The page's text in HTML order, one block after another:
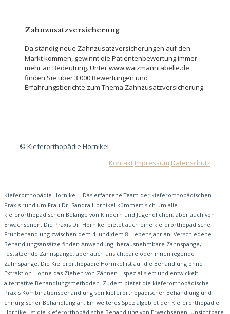
Zahnzusatzversicherung
Da ständig neue Zahnzusatzversicherungen auf den
Markt kommen, gewinnt die Patientenbewertung immer
mehr an Bedeutung. Unter www.waizmanntabelle.de
finden Sie über 3.000 Bewertungen und
Erfahrungsberichte zum Thema Zahnzusatzversicherung.
© Kieferorthopädie Hornikel
Kontakt Impressum Datenschutz
Kieferorthopädie Hornikel – Das erfahrene Team der kieferorthopädischen
Praxis rund um Frau Dr. Sandra Hornikel kümmert sich um alle
kieferorthopädischen Belange von Kindern und Jugendlichen, aber auch von
Erwachsenen. Die Praxis Dr. Hornikel bietet auch eine kieferorthopädische
Frühbehandlung zwischen dem 4. und dem 8. Lebensjahr an. Verschiedene
Behandlungsansätze finden Anwendung: herausnehmbare Zahnspange,
festsitzende Zahnspange, aber auch unsichtbare oder innenliegende
Zahnspange. Die Kieferorthopädie Hornikel ist auf die Behandlung ohne
Extraktion – ohne das Ziehen von Zähnen – spezialisiert und entwickelt
alternative Behandlungsmethoden. Zudem bietet die kieferorthopädische
Praxis Kombinationsbehandlung von kieferorthopädischer Behandlung und
chirurgischer Behandlung an. Ein weiteres Spezialgebiet der Kieferorthopädie
Hornikel ist die kieferorthopädische Behandlung von Erwachsenen: Unsichtbare